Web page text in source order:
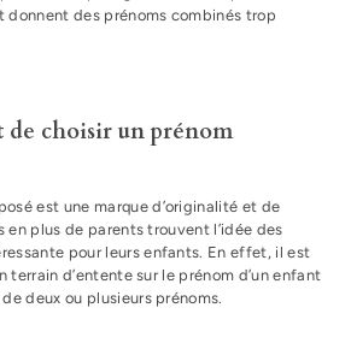
des prénoms combinés trop
de choisir un prénom
est une marque d’originalité et de
plus de parents trouvent l’idée des
pour leurs enfants. En effet, il est
terrain d’entente sur le prénom d’un enfant
deux ou plusieurs prénoms.